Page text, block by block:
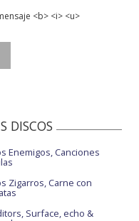
<b> <i> <u>
DISCOS
Enemigos, Canciones
Zigarros, Carne con
Surface, echo &